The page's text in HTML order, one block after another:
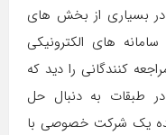
بسیاری از بخش های
های الکترونیکی
کنندگانی را دید که
طبقات به دنبال حل
یک شرکت خصوصی با